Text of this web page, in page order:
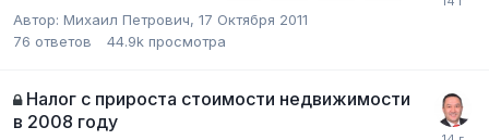
Автор: Михаил Петрович, 17 Октября 2011
76 ответов 44.9k просмотра
Налог с прироста стоимости недвижимости
в 2008 году